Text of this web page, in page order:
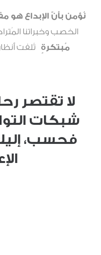
نُؤمن بأنّ الإبداع هو
الخصب وخبراتنا
مُبتكرةٍ تُلفت
لا تقتصر
شبكات
فحسب،